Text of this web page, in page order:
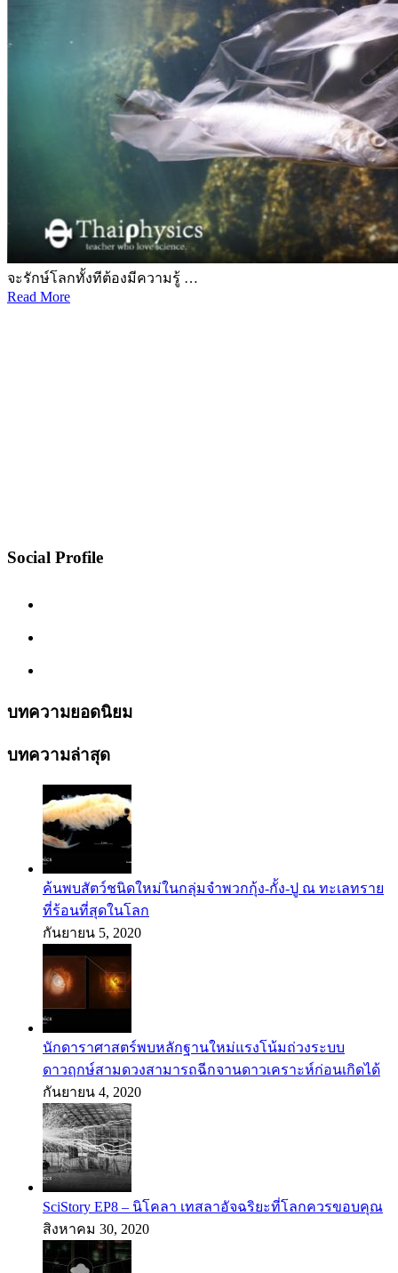
จะรักษ์โลกทั้งทีต้องมีความรู้ …
Read More
Social Profile
บทความยอดนิยม
บทความล่าสุด
ค้นพบสัตว์ชนิดใหม่ในกลุ่มจำพวกกุ้ง-กั้ง-ปู ณ ทะเลทราย
ที่ร้อนที่สุดในโลก
กันยายน 5, 2020
นักดาราศาสตร์พบหลักฐานใหม่แรงโน้มถ่วงระบบ
ดาวฤกษ์สามดวงสามารถฉีกจานดาวเคราะห์ก่อนเกิดได้
กันยายน 4, 2020
SciStory EP8 – นิโคลา เทสลาอัจฉริยะที่โลกควรขอบคุณ
สิงหาคม 30, 2020